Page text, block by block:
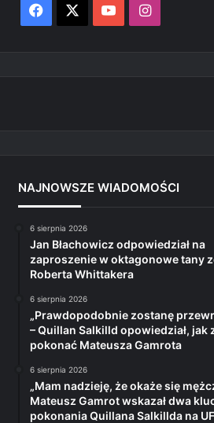
Facebook YouTubeInstagram
NAJNOWSZE WIADOMOŚCI
6 sierpnia 2026
Jan Błachowicz odpowiedział na
zaproszenie w oktagonowe tany
Roberta Whittakera
6 sierpnia 2026
„Prawdopodobnie zostanę
– Quillan Salkilld opowiedział, jak
pokonać Mateusza Gamrota
6 sierpnia 2026
„Mam nadzieję, że okaże się
Mateusz Gamrot wskazał dwa
pokonania Quillana Salkillda na